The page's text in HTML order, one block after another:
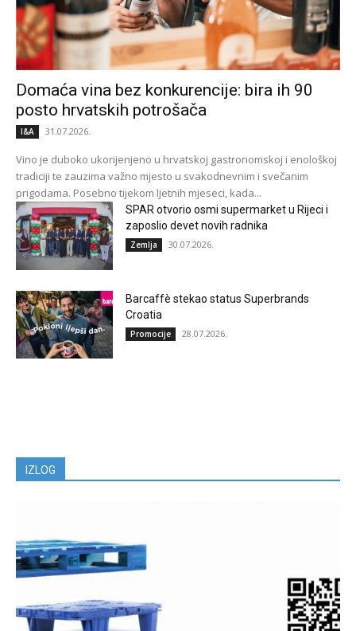
Domaća vina bez konkurencije: bira ih 90
posto hrvatskih potrošača
I&A 31.07.2026.
Vino je duboko ukorijenjeno u hrvatskoj gastronomskoj i enološkoj
tradiciji te zauzima važno mjesto u svakodnevnim i svečanim
prigodama. Posebno tijekom ljetnih mjeseci, kada...
SPAR otvorio osmi supermarket u Rijeci i
zaposlio devet novih radnika
Zemlja 30.07.2026.
Barcaffè stekao status Superbrands
Croatia
Promocije 28.07.2026.
IZLOG